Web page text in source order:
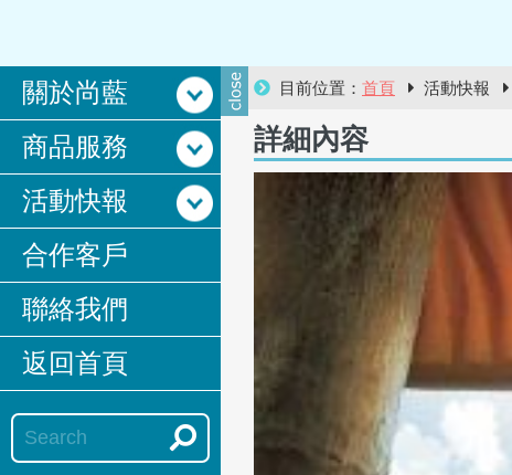
關於尚藍
商品服務
活動快報
合作客戶
聯絡我們
返回首頁
目前位置： 首頁 活動快報
詳細內容